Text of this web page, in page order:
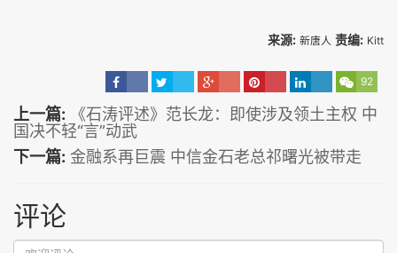
来源: 新唐人 责编: Kitt
92
上一篇:
《石涛评述》范长龙：即使涉及领土主权 中
国决不轻“言”动武
下一篇: 金融系再巨震 中信金石老总祁曙光被带走
评论